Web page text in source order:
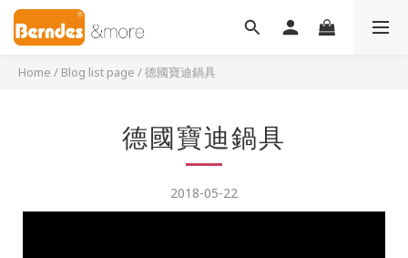
Home / Blog list page /德國寶迪鍋具
德國寶迪鍋具
2018-05-22